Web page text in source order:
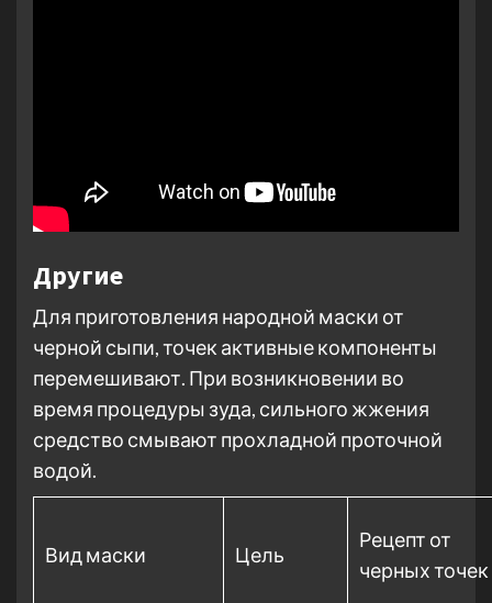
Другие
Для приготовления народной маски от
черной сыпи, точек активные компоненты
перемешивают. При возникновении во
время процедуры зуда, сильного жжения
средство смывают прохладной проточной
водой.
Вид маски Цель
Рецепт от
черных точек